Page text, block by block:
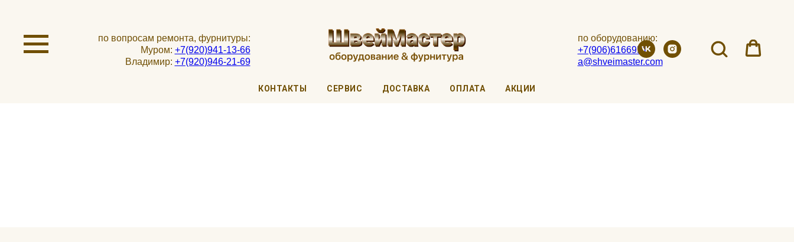
по вопросам ремонта, фурнитуры:
Муром: +7(920)941-13-66
Владимир: +7(920)946-21-69
по оборудованию:
+7(906)6166951
a@shveimaster.com
КОНТАКТЫ СЕРВИС ДОСТАВКА ОПЛАТА АКЦИИ